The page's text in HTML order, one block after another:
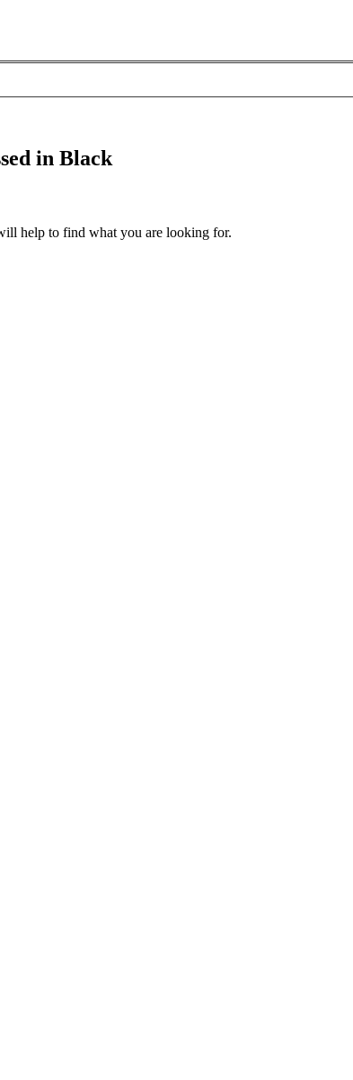
in Black
help to find what you are looking for.